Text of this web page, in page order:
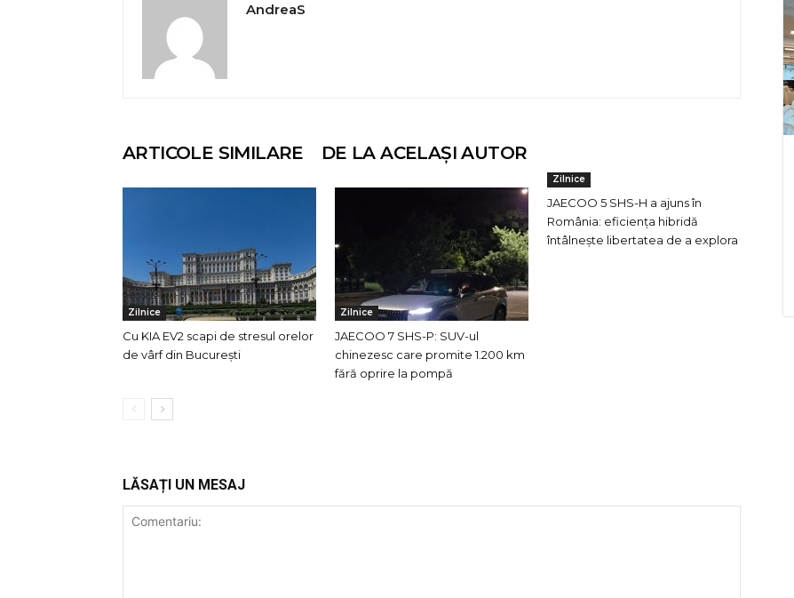
AndreaS
ARTICOLE SIMILARE DE LA ACELAȘI AUTOR
Zilnice
Cu KIA EV2 scapi de stresul orelor
de vârf din București
Zilnice
JAECOO 7 SHS-P: SUV-ul
chinezesc care promite 1.200 km
fără oprire la pompă
Zilnice
JAECOO 5 SHS-H a ajuns în
România: eficiența hibridă
întâlnește libertatea de a explora
LĂSAȚI UN MESAJ